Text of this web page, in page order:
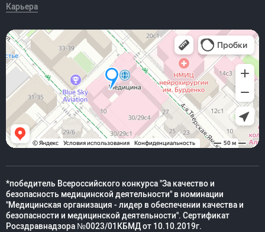
Карьера
*победитель Всероссийского конкурса "За качество и
безопасность медицинской деятельности" в номинации
"Медицинская организация - лидер в обеспечении качества и
безопасности и медицинской деятельности". Сертификат
Росздравнадзора №0023/01КБМД от 10.10.2019г.